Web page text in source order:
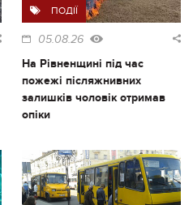
ПОДІЇ
05.08.26
На Рівненщині під час
пожежі післяжнивних
залишків чоловік отримав
опіки